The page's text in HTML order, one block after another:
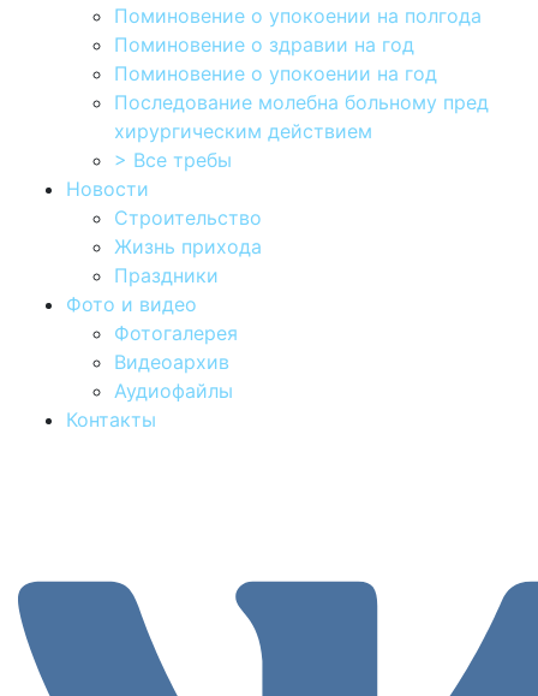
Поминовение о упокоении на полгода
Поминовение о здравии на год
Поминовение о упокоении на год
Последование молебна больному пред
хирургическим действием
> Все требы
Новости
Строительство
Жизнь прихода
Праздники
Фото и видео
Фотогалерея
Видеоархив
Аудиофайлы
Контакты